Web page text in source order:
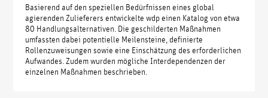
Basierend auf den speziellen Bedürfnissen eines global
agierenden Zulieferers entwickelte wdp einen Katalog von etwa
80 Handlungsalternativen. Die geschilderten Maßnahmen
umfassten dabei potentielle Meilensteine, definierte
Rollenzuweisungen sowie eine Einschätzung des erforderlichen
Aufwandes. Zudem wurden mögliche Interdependenzen der
einzelnen Maßnahmen beschrieben.